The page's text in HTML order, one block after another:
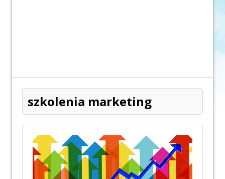
szkolenia marketing